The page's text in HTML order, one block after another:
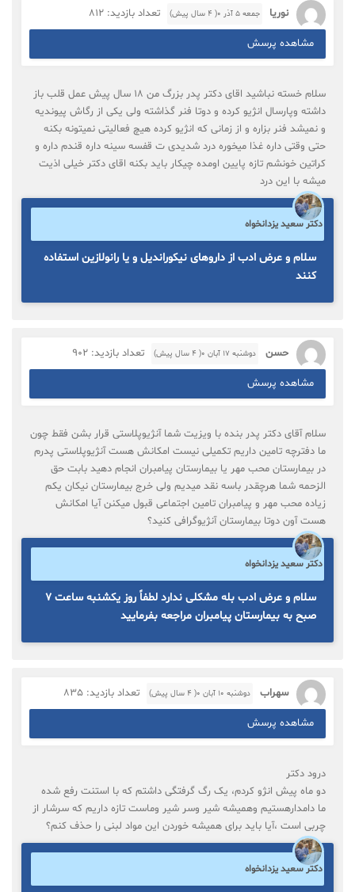
نوریا جمعه ۵ آذر ۰( 4 سال پیش) تعداد بازدید: 812
مشاهده پرسش
سلام خسته نباشید اقای دکتر پدر بزرگ من ۱۸ سال پیش عمل قلب باز
داشته وپارسال انژیو کرده و دوتا فنر گذاشته ولی یکی از رگاش پیوندیه
و نمیشد فنر بزاره و از زمانی که انژیو کرده هیچ فعالیتی نمیتونه بکنه
حتی وقتی داره غذا میخوره درد شدیدی ت قفسه سینه داره قندم داره و
کراتین خونشم تازه پایین اومده چیکار باید بکنه اقای دکتر خیلی اذیت
میشه با این درد
دکتر سعید یزدانخواه
سلام و عرض ادب از داروهای نیکوراندیل و یا رانولازین استفاده
کنند
حسن دوشنبه ۱۷ آبان ۰( 4 سال پیش) تعداد بازدید: 902
مشاهده پرسش
سلام آقای دکتر پدر بنده با ویزیت شما آنژیوپلاستی قرار بشن فقط چون
ما دفترچه تامین داریم تکمیلی نیست امکانش هست آنژیوپلاستی پدرم
در بیمارستان محب مهر یا بیمارستان پیامبران انجام دهید بابت حق
الزحمه شما هرچقدر باسه نقد میدیم ولی خرج بیمارستان نیکان یکم
زیاده محب مهر و پیامبران تامین اجتماعی قبول میکنن آیا امکانش
هست آون دوتا بیمارستان آنژیوگرافی کنید؟
دکتر سعید یزدانخواه
سلام و عرض ادب بله مشکلی ندارد لطفاً روز یکشنبه ساعت ۷
صبح به بیمارستان پیامبران مراجعه بفرمایید
سهراب دوشنبه ۱۰ آبان ۰( 4 سال پیش) تعداد بازدید: 835
مشاهده پرسش
درود دکتر
دو ماه پیش انژو کردم، یک رگ گرفتگی داشتم که با استنت رفع شده
ما دامدارهستیم وهمیشه شیر وسر شیر وماست تازه داریم که سرشار از
چربی است ،آیا باید برای همیشه خوردن این مواد لبنی را حذف کنم؟
دکتر سعید یزدانخواه